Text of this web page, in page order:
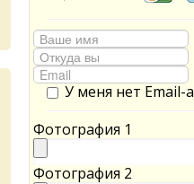
У меня нет Email-а
Фотография 1
Фотография 2